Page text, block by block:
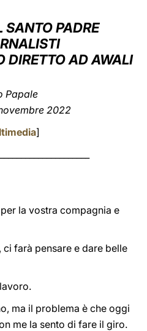
SANTO PADRE
DIRETTO AD AWALI
Papale
2022
]
la vostra compagnia e
farà pensare e dare belle
ma il problema è che oggi
me la sento di fare il giro.